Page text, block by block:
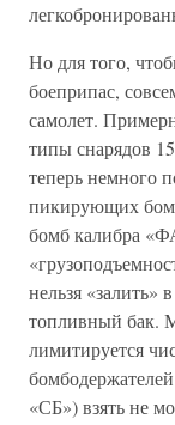
Но для того,
боеприпас,
самолет.
типы снарядов
теперь немного
пикирующих
бомб калибра
нельзя «залить»
топливный бак.
лимитируется
«СБ») взять не